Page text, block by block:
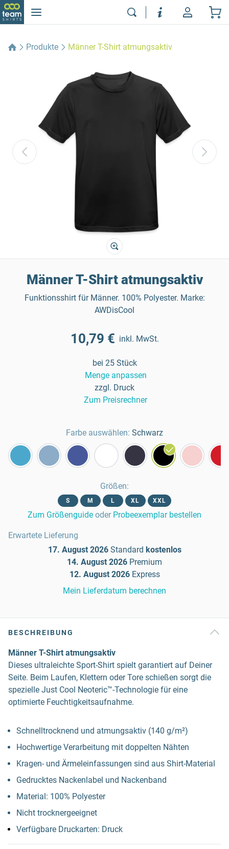
Produkte Männer T-Shirt atmungsaktiv
Männer T-Shirt atmungsaktiv
Funktionsshirt für Männer. 100% Polyester. Marke:
AWDisCool
10,79 € inkl. MwSt.
bei 25 Stück
Menge anpassen
zzgl. Druck
Zum Preisrechner
Farbe auswählen: Schwarz
Größen:
S M L XL XXL
Zum Größenguide oder Probeexemplar bestellen
Erwartete Lieferung
17. August 2026 Standard kostenlos
14. August 2026 Premium
12. August 2026 Express
Mein Lieferdatum berechnen
BESCHREIBUNG
Männer T-Shirt atmungsaktiv
Dieses ultraleichte Sport-Shirt spielt garantiert auf Deiner
Seite. Beim Laufen, Klettern oder Tore schießen sorgt die
spezielle Just Cool Neoteric™-Technologie für eine
optimierte Feuchtigkeitsaufnahme.
Schnelltrocknend und atmungsaktiv (140 g/m²)
Hochwertige Verarbeitung mit doppelten Nähten
Kragen- und Ärmeleinfassungen sind aus Shirt-Material
Gedrucktes Nackenlabel und Nackenband
Material: 100% Polyester
Nicht trocknergeeignet
Verfügbare Druckarten: Druck